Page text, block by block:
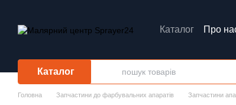
Каталог Про
Каталог
Головна Запчастини до фарбувальних апаратів Запчастини